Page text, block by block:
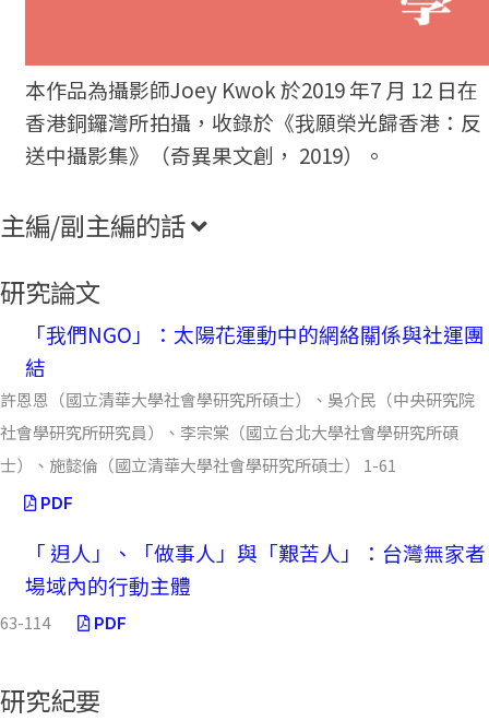
本作品為攝影師Joey Kwok 於2019 年7 月 12 日在
香港銅鑼灣所拍攝，收錄於《我願榮光歸香港：反
送中攝影集》（奇異果文創， 2019）。
主編/副主編的話
研究論文
「我們NGO」：太陽花運動中的網絡關係與社運團
結
許恩恩（國立清華大學社會學研究所碩士）、吳介民（中央研究院
社會學研究所研究員）、李宗棠（國立台北大學社會學研究所碩
士）、施懿倫（國立清華大學社會學研究所碩士） 1-61
PDF
「 迌人」、「做事人」與「艱苦人」：台灣無家者
場域內的行動主體
63-114 PDF
研究紀要